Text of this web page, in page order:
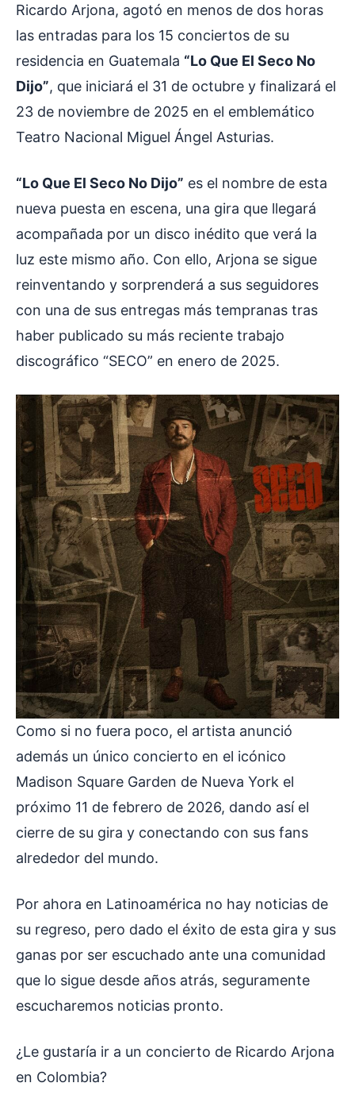
Ricardo Arjona, agotó en menos de dos horas
las entradas para los 15 conciertos de su
residencia en Guatemala “Lo Que El Seco No
Dijo”, que iniciará el 31 de octubre y finalizará el
23 de noviembre de 2025 en el emblemático
Teatro Nacional Miguel Ángel Asturias.
“Lo Que El Seco No Dijo” es el nombre de esta
nueva puesta en escena, una gira que llegará
acompañada por un disco inédito que verá la
luz este mismo año. Con ello, Arjona se sigue
reinventando y sorprenderá a sus seguidores
con una de sus entregas más tempranas tras
haber publicado su más reciente trabajo
discográfico “SECO” en enero de 2025.
Como si no fuera poco, el artista anunció
además un único concierto en el icónico
Madison Square Garden de Nueva York el
próximo 11 de febrero de 2026, dando así el
cierre de su gira y conectando con sus fans
alrededor del mundo.
Por ahora en Latinoamérica no hay noticias de
su regreso, pero dado el éxito de esta gira y sus
ganas por ser escuchado ante una comunidad
que lo sigue desde años atrás, seguramente
escucharemos noticias pronto.
¿Le gustaría ir a un concierto de Ricardo Arjona
en Colombia?